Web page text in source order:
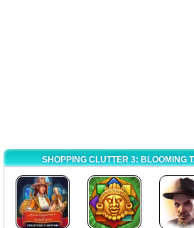
SHOPPING CLUTTER 3: BLOOMING